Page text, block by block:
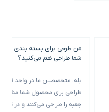
من طرحی برای بسته بندی خود
شما طراحی هم می‌کنید؟
بله. متخصصین ما در واحد فنی
طراحی برای محصول شما
جعبه را طراحی می‌کنند و در